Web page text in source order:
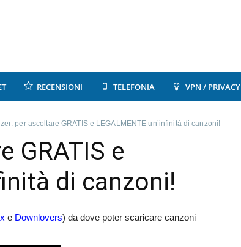
RECENSIONI TELEFONIA VPN / PRIVACY
per ascoltare GRATIS e LEGALMENTE un’infinità di canzoni!
GRATIS e
di canzoni!
e Downlovers) da dove poter scaricare canzoni